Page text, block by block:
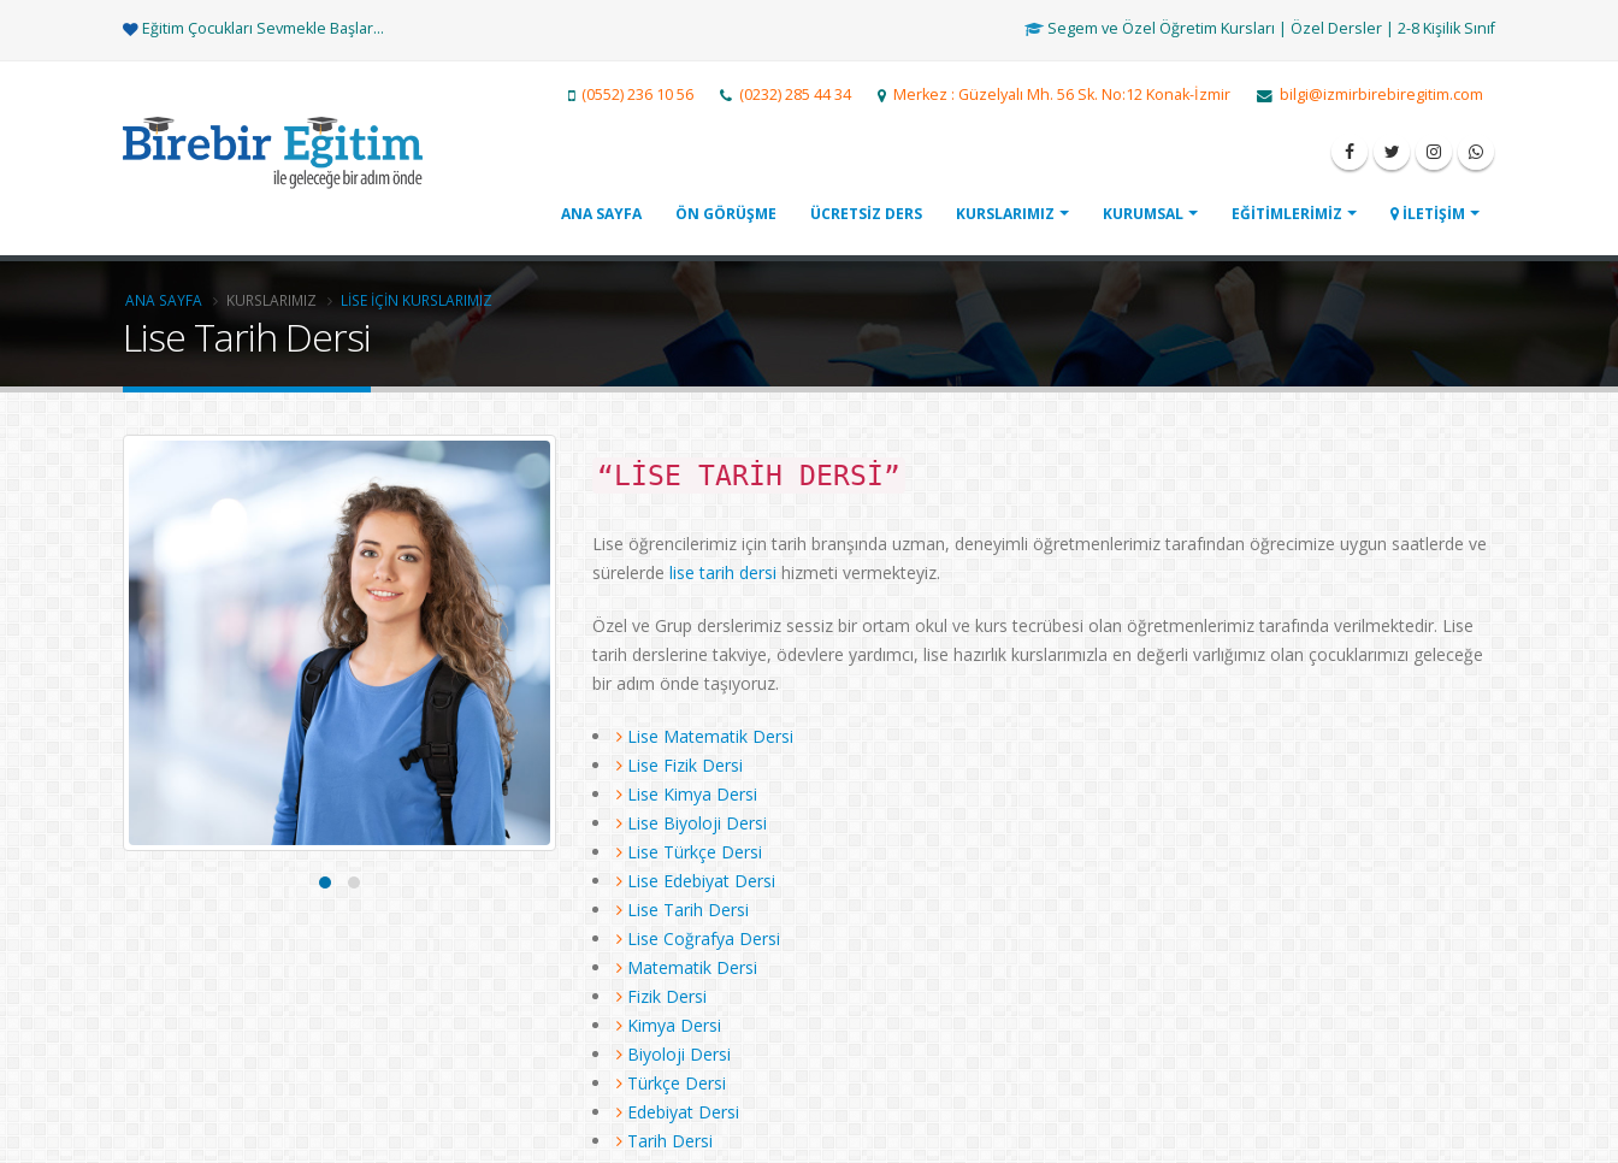
Eğitim Çocukları Sevmekle Başlar... Segem ve Özel Öğretim Kursları | Özel Dersler | 2-8 Kişilik Sınıf
(0552) 236 10 56 (0232) 285 44 34 Merkez : Güzelyalı Mh. 56 Sk. No:12 Konak-İzmir bilgi@izmirbirebiregitim.com
ANA SAYFA ÖN GÖRÜŞME ÜCRETSİZ DERS KURSLARIMIZ KURUMSAL EĞİTİMLERİMİZ İLETİŞİM
ANA SAYFA KURSLARIMIZ LISE İÇIN KURSLARIMIZ
Lise Tarih Dersi
“LISE TARIH DERSI”
Lise öğrencilerimiz için tarih branşında uzman, deneyimli öğretmenlerimiz tarafından öğrecimize uygun saatlerde ve
sürelerde lise tarih dersi hizmeti vermekteyiz.
Özel ve Grup derslerimiz sessiz bir ortam okul ve kurs tecrübesi olan öğretmenlerimiz tarafında verilmektedir. Lise
tarih derslerine takviye, ödevlere yardımcı, lise hazırlık kurslarımızla en değerli varlığımız olan çocuklarımızı geleceğe
bir adım önde taşıyoruz.
Lise Matematik Dersi
Lise Fizik Dersi
Lise Kimya Dersi
Lise Biyoloji Dersi
Lise Türkçe Dersi
Lise Edebiyat Dersi
Lise Tarih Dersi
Lise Coğrafya Dersi
Matematik Dersi
Fizik Dersi
Kimya Dersi
Biyoloji Dersi
Türkçe Dersi
Edebiyat Dersi
Tarih Dersi